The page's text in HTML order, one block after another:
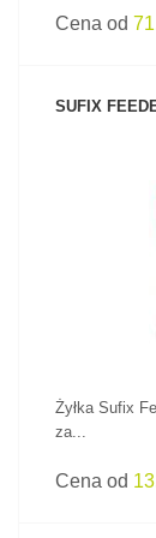
Cena od
SUFIX
Żyłka Sufix
za...
Cena od